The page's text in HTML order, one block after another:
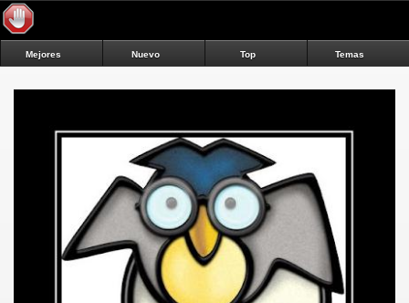
Mejores Nuevo Top Temas